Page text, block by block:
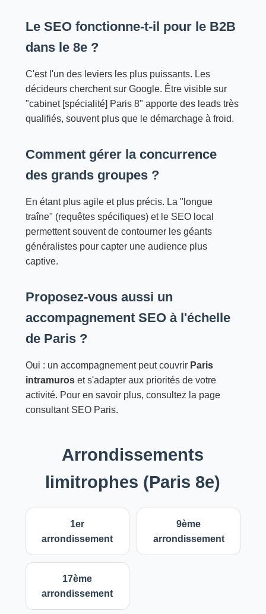
Le SEO fonctionne-t-il pour le B2B
dans le 8e ?
C'est l'un des leviers les plus puissants. Les
décideurs cherchent sur Google. Être visible sur
"cabinet [spécialité] Paris 8" apporte des leads très
qualifiés, souvent plus que le démarchage à froid.
Comment gérer la concurrence
des grands groupes ?
En étant plus agile et plus précis. La "longue
traîne" (requêtes spécifiques) et le SEO local
permettent souvent de contourner les géants
généralistes pour capter une audience plus
captive.
Proposez-vous aussi un
accompagnement SEO à l'échelle
de Paris ?
Oui : un accompagnement peut couvrir Paris
intramuroset s'adapter aux priorités de votre
activité. Pour en savoir plus, consultez la page
consultant SEO Paris.
Arrondissements
limitrophes (Paris 8e)
1er
arrondissement
9ème
arrondissement
17ème
arrondissement